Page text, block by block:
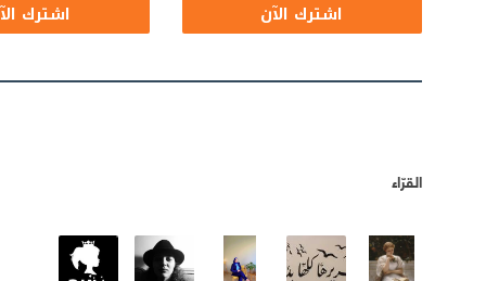
اشترك الآن
اشترك
القرّاء